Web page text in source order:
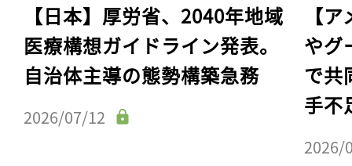
【日本】厚労省、2040年地域
医療構想ガイドライン発表。
自治体主導の態勢構築急務
2026/07/12
【
やグ
で共
手不
2026/